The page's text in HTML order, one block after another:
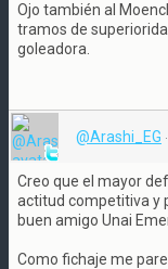
Ojo también al
tramos de
goleadora.
@Arashi_EG ·
Creo que el mayor
actitud competitiva y
buen amigo Unai
Como fichaje me